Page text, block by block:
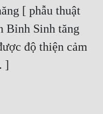
[ phẫu thuật
Bỉnh Sinh tăng
độ thiện cảm
]